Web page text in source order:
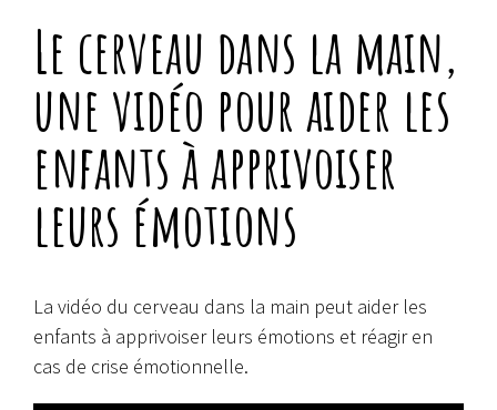
Le cerveau dans la main,
une vidéo pour aider les
enfants à apprivoiser
leurs émotions
La vidéo du cerveau dans la main peut aider les
enfants à apprivoiser leurs émotions et réagir en
cas de crise émotionnelle.